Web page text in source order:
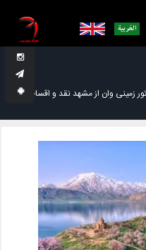
تور زمینی وان از مشهد نقد و اقساط